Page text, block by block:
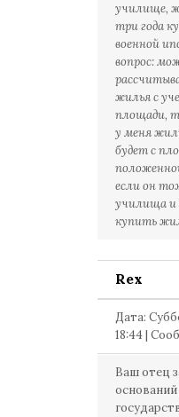
училище,
три года
военной
вопрос:
жилья с
площади,
у меня
будет с
если он
училища и
купить
Rex
Дата:
18:44 |
Ваш отец
оснований